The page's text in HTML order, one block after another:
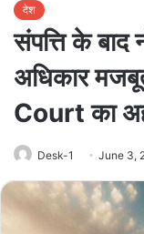
देश
संपत्ति के बाद
अधिकार
Court का
Desk-1 June 3,